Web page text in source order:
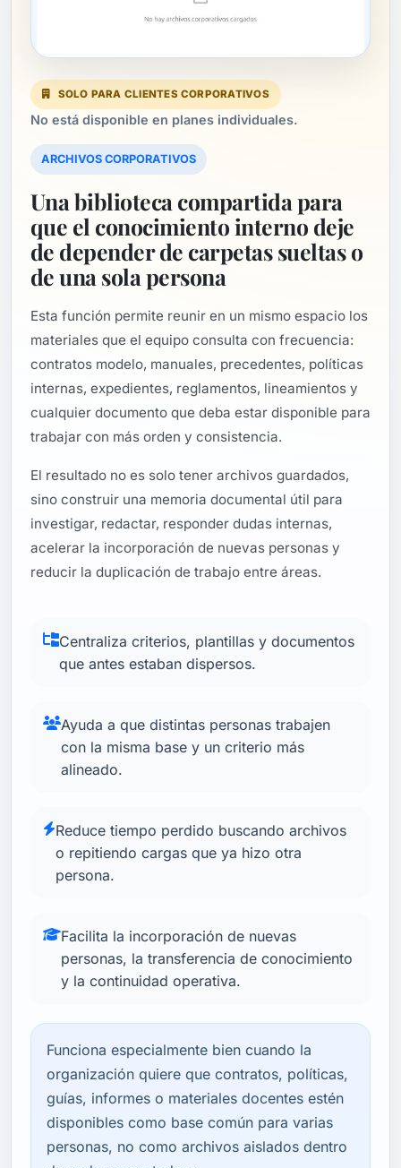
SOLO PARA CLIENTES CORPORATIVOS
No está disponible en planes individuales.
ARCHIVOS CORPORATIVOS
Una biblioteca compartida para
que el conocimiento interno deje
de depender de carpetas sueltas o
de una sola persona
Esta función permite reunir en un mismo espacio los
materiales que el equipo consulta con frecuencia:
contratos modelo, manuales, precedentes, políticas
internas, expedientes, reglamentos, lineamientos y
cualquier documento que deba estar disponible para
trabajar con más orden y consistencia.
El resultado no es solo tener archivos guardados,
sino construir una memoria documental útil para
investigar, redactar, responder dudas internas,
acelerar la incorporación de nuevas personas y
reducir la duplicación de trabajo entre áreas.
Centraliza criterios, plantillas y documentos
que antes estaban dispersos.
Ayuda a que distintas personas trabajen
con la misma base y un criterio más
alineado.
Reduce tiempo perdido buscando archivos
o repitiendo cargas que ya hizo otra
persona.
Facilita la incorporación de nuevas
personas, la transferencia de conocimiento
y la continuidad operativa.
Funciona especialmente bien cuando la
organización quiere que contratos, políticas,
guías, informes o materiales docentes estén
disponibles como base común para varias
personas, no como archivos aislados dentro